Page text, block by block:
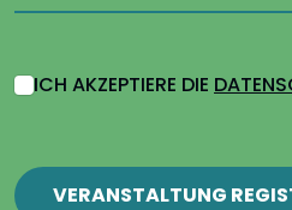
ICH AKZEPTIERE DIE
VERANSTALTUNG